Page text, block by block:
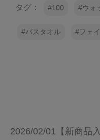
タグ： 100 ウォ
バスタオル フェ
2026/02/01【新商品